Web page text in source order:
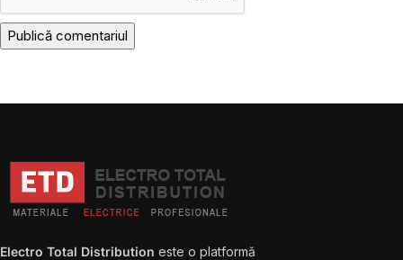
Electro Total Distribution este o platformă